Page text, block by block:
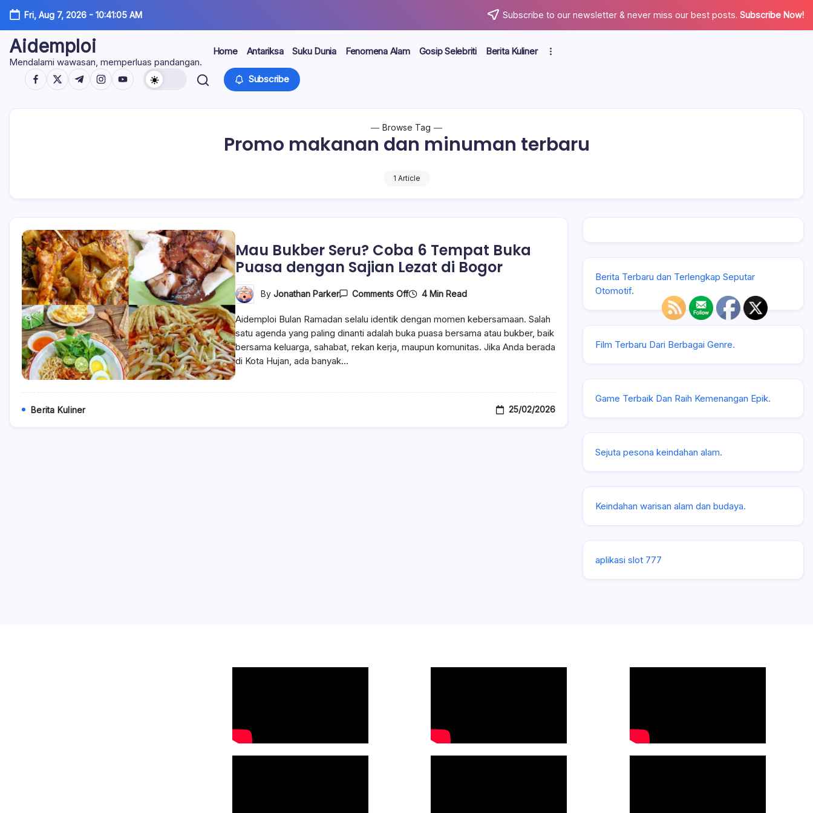
Skip
content
Fri, Aug 7, 2026- 10:41:06 AM Subscribe to our newsletter & never miss our best posts. Subscribe Now!
Aidemploi
Mendalami wawasan, memperluas pandangan.
Home Antariksa Suku Dunia Fenomena Alam Gosip Selebriti Berita Kuliner
https://www.facebook.com/
https://twitter.com/
https://t.me/
https://www.instagram.com/
https://youtube.com/ Subscribe
Browse Tag
Promo makanan dan minuman terbaru
1 Article
Mau Bukber Seru? Coba 6 Tempat Buka
Puasa dengan Sajian Lezat di Bogor
By Jonathan Parker Comments OffOn
Seru?
Coba
Tempat
4 Min Read
Aidemploi Bulan Ramadan selalu identik dengan momen kebersamaan. Salah
satu agenda yang paling dinanti adalah buka puasa bersama atau bukber, baik
bersama keluarga, sahabat, rekan kerja, maupun komunitas. Jika Anda berada
di Kota Hujan, ada banyak…
Berita Kuliner 25/02/2026
Berita Terbaru dan Terlengkap Seputar
Otomotif.
Film Terbaru Dari Berbagai Genre.
Game Terbaik Dan Raih Kemenangan Epik.
Sejuta pesona keindahan alam.
Keindahan warisan alam dan budaya.
aplikasi slot 777